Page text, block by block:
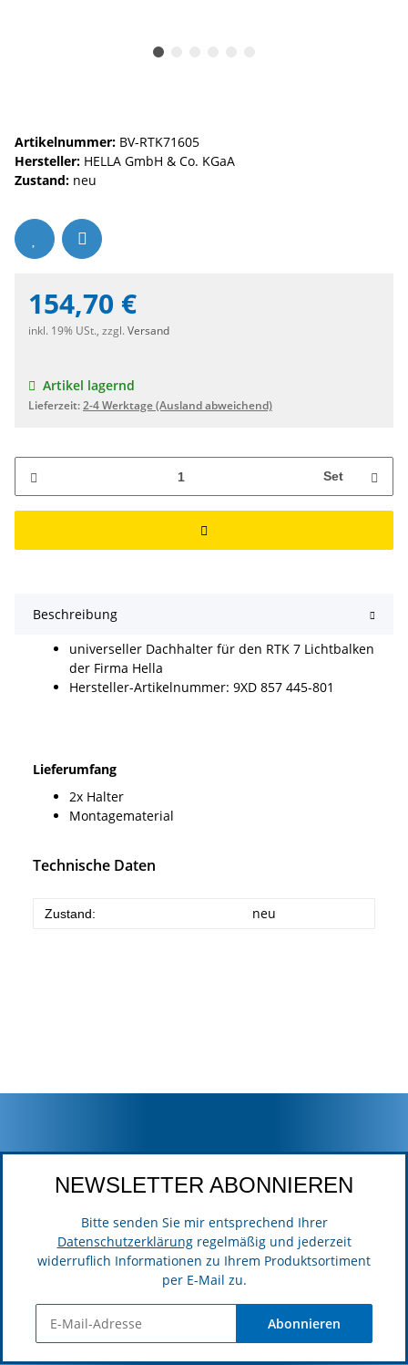
Artikelnummer: BV-RTK71605
Hersteller: HELLA GmbH & Co. KGaA
Zustand: neu
154,70 €
inkl. 19% USt., zzgl. Versand
Artikel lagernd
Lieferzeit:2-4 Werktage(Ausland abweichend)
Set
Beschreibung
universeller Dachhalter für den RTK 7 Lichtbalken
der Firma Hella
Hersteller-Artikelnummer: 9XD 857 445-801
Lieferumfang
2x Halter
Montagematerial
Technische Daten
Zustand: neu
NEWSLETTER ABONNIEREN
Bitte senden Sie mir entsprechend Ihrer
Datenschutzerklärungregelmäßig und jederzeit
widerruflich Informationen zu Ihrem Produktsortiment
per E-Mail zu.
Abonnieren